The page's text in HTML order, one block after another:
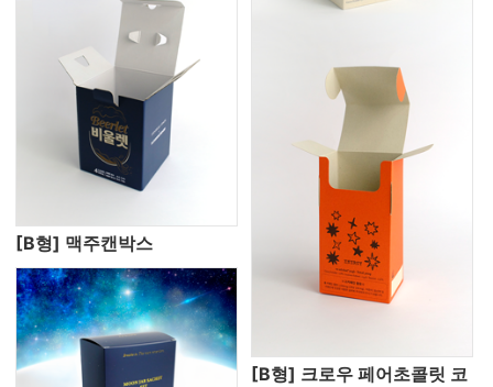
[B형] 맥주캔박스
[B형] 크로우 페어초콜릿 코